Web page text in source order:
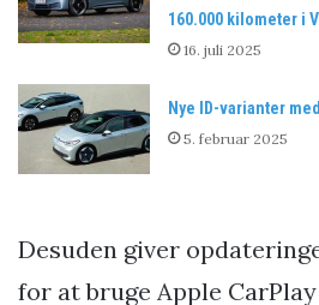
160.000 kilometer i
16. juli 2025
Nye ID-varianter
5. februar 2025
Desuden giver
for at bruge Apple